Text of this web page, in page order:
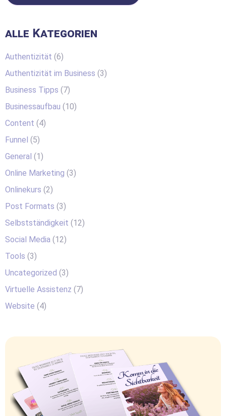
alle Kategorien
Authentizität (6)
Authentizität im Business (3)
Business Tipps (7)
Businessaufbau (10)
Content (4)
Funnel (5)
General (1)
Online Marketing (3)
Onlinekurs (2)
Post Formats (3)
Selbstständigkeit (12)
Social Media (12)
Tools (3)
Uncategorized (3)
Virtuelle Assistenz (7)
Website (4)